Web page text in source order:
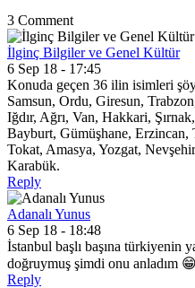
3 Comment
İlginç Bilgiler ve Genel Kültür
6 Sep 18 - 17:45
Konuda geçen 36 ilin isimleri
Samsun, Ordu, Giresun,
Iğdır, Ağrı, Van, Hakkari,
Bayburt, Gümüşhane, Erzincan,
Tokat, Amasya, Yozgat,
Karabük.
Reply
Adanalı Yunus
6 Sep 18 - 18:48
İstanbul başlı başına türkiyenin
doğruymuş şimdi onu anladım 😁
Reply